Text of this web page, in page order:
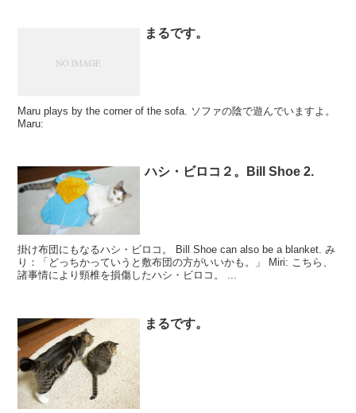
まるです。
Maru plays by the corner of the sofa. ソファの陰で遊んでいますよ。
Maru:
ハシ・ビロコ２。Bill Shoe 2.
掛け布団にもなるハシ・ビロコ。 Bill Shoe can also be a blanket. み
り：「どっちかっていうと敷布団の方がいいかも。」 Miri: こちら、
諸事情により頸椎を損傷したハシ・ビロコ。 ...
まるです。